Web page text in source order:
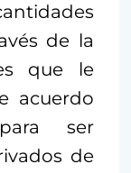
de la
que le
acuerdo
ser
de